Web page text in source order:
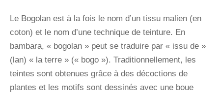
Le Bogolan est à la fois le nom d’un tissu malien (en
coton) et le nom d’une technique de teinture. En
bambara, « bogolan » peut se traduire par « issu de »
(lan) « la terre » (« bogo »). Traditionnellement, les
teintes sont obtenues grâce à des décoctions de
plantes et les motifs sont dessinés avec une boue